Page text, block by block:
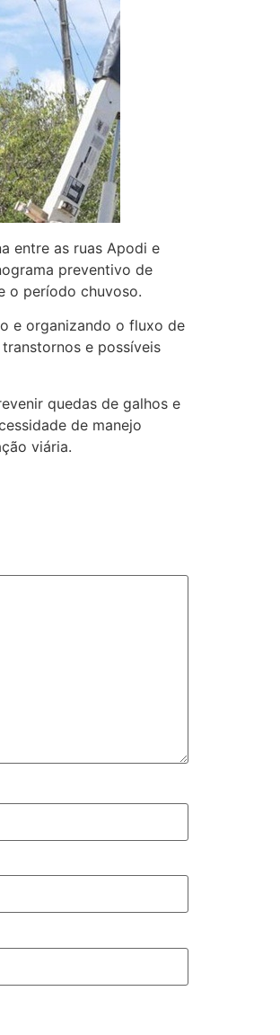
entre as ruas Apodi e
preventivo de
o período chuvoso.
e organizando o fluxo de
e possíveis
quedas de galhos e
de manejo
viária.